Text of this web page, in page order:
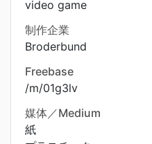
video game
制作企業
Broderbund
Freebase
/m/01g3lv
媒体／Medium
紙